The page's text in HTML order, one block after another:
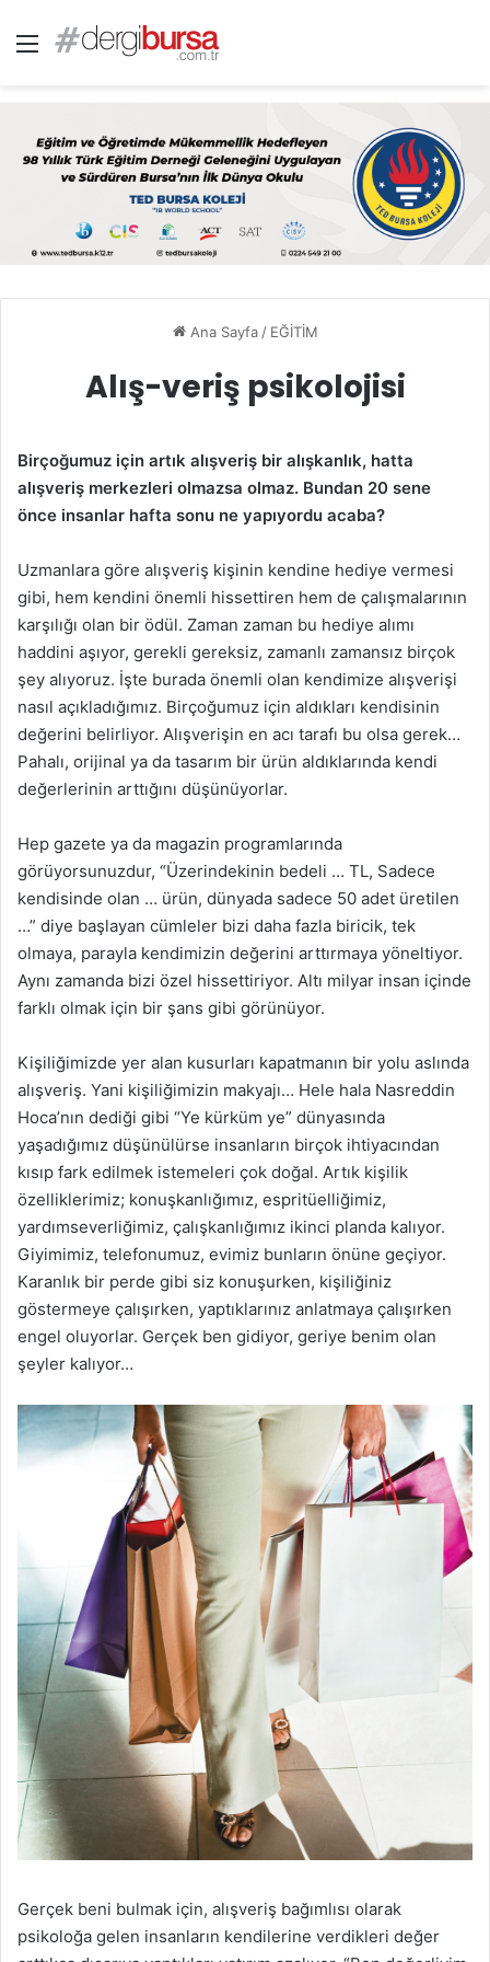
Menü
Ana Sayfa / EĞİTİM
Alış-veriş psikolojisi
Birçoğumuz için artık alışveriş bir alışkanlık, hatta
alışveriş merkezleri olmazsa olmaz. Bundan 20 sene
önce insanlar hafta sonu ne yapıyordu acaba?
Uzmanlara göre alışveriş kişinin kendine hediye vermesi
gibi, hem kendini önemli hissettiren hem de çalışmalarının
karşılığı olan bir ödül. Zaman zaman bu hediye alımı
haddini aşıyor, gerekli gereksiz, zamanlı zamansız birçok
şey alıyoruz. İşte burada önemli olan kendimize alışverişi
nasıl açıkladığımız. Birçoğumuz için aldıkları kendisinin
değerini belirliyor. Alışverişin en acı tarafı bu olsa gerek…
Pahalı, orijinal ya da tasarım bir ürün aldıklarında kendi
değerlerinin arttığını düşünüyorlar.
Hep gazete ya da magazin programlarında
görüyorsunuzdur, “Üzerindekinin bedeli … TL, Sadece
kendisinde olan … ürün, dünyada sadece 50 adet üretilen
…” diye başlayan cümleler bizi daha fazla biricik, tek
olmaya, parayla kendimizin değerini arttırmaya yöneltiyor.
Aynı zamanda bizi özel hissettiriyor. Altı milyar insan içinde
farklı olmak için bir şans gibi görünüyor.
Kişiliğimizde yer alan kusurları kapatmanın bir yolu aslında
alışveriş. Yani kişiliğimizin makyajı… Hele hala Nasreddin
Hoca’nın dediği gibi “Ye kürküm ye” dünyasında
yaşadığımız düşünülürse insanların birçok ihtiyacından
kısıp fark edilmek istemeleri çok doğal. Artık kişilik
özelliklerimiz; konuşkanlığımız, espritüelliğimiz,
yardımseverliğimiz, çalışkanlığımız ikinci planda kalıyor.
Giyimimiz, telefonumuz, evimiz bunların önüne geçiyor.
Karanlık bir perde gibi siz konuşurken, kişiliğiniz
göstermeye çalışırken, yaptıklarınız anlatmaya çalışırken
engel oluyorlar. Gerçek ben gidiyor, geriye benim olan
şeyler kalıyor…
Gerçek beni bulmak için, alışveriş bağımlısı olarak
psikoloğa gelen insanların kendilerine verdikleri değer